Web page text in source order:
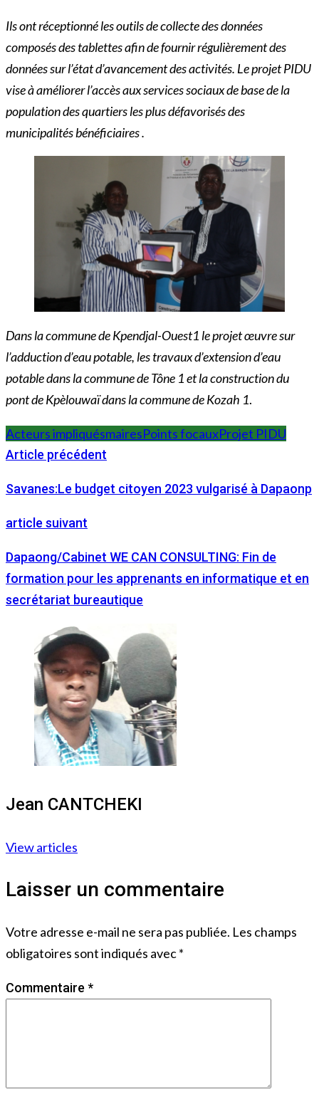
Ils ont réceptionné les outils de collecte des données
composés des tablettes afin de fournir régulièrement des
données sur l’état d’avancement des activités. Le projet PIDU
vise à améliorer l’accès aux services sociaux de base de la
population des quartiers les plus défavorisés des
municipalités bénéficiaires .
Dans la commune de Kpendjal-Ouest1 le projet œuvre sur
l’adduction d’eau potable, les travaux d’extension d’eau
potable dans la commune de Tône 1 et la construction du
pont de Kpèlouwaï dans la commune de Kozah 1.
Acteurs impliquésmairesPoints focauxProjet PIDU
Article précédent
Savanes:Le budget citoyen 2023 vulgarisé à Dapaonp
article suivant
Dapaong/Cabinet WE CAN CONSULTING: Fin de
formation pour les apprenants en informatique et en
secrétariat bureautique
Jean CANTCHEKI
View articles
Laisser un commentaire
Votre adresse e-mail ne sera pas publiée. Les champs
obligatoires sont indiqués avec*
Commentaire *